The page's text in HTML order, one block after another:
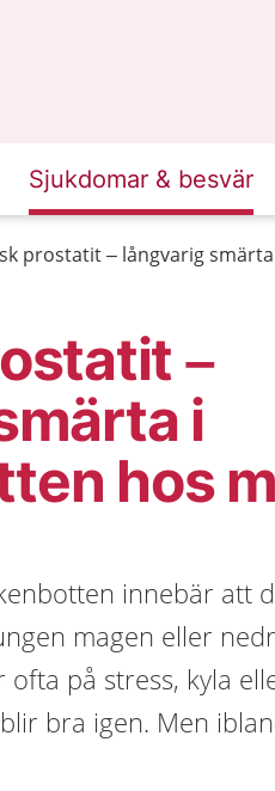
Sjukdomar & besvär
prostatit – långvarig
–
i
hos
innebär att
magen eller
ofta på stress, kyla
bra igen. Men